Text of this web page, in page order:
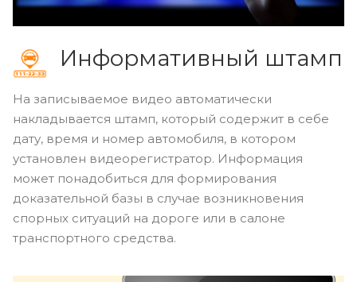
Информативный штамп
На записываемое видео автоматически
накладывается штамп, который содержит в себе
дату, время и номер автомобиля, в котором
установлен видеорегистратор. Информация
может понадобиться для формирования
доказательной базы в случае возникновения
спорных ситуаций на дороге или в салоне
транспортного средства.